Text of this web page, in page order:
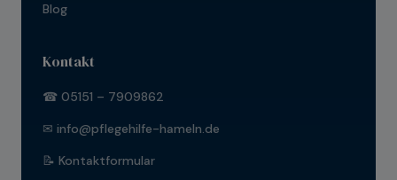
Blog
Kontakt
☎ 05151 – 7909862
✉ info@pflegehilfe-hameln.de
📝 Kontaktformular